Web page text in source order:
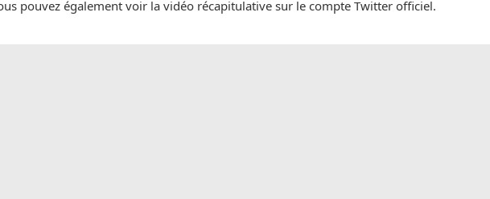
pouvez également voir la vidéo récapitulative sur le compte Twitter officiel.